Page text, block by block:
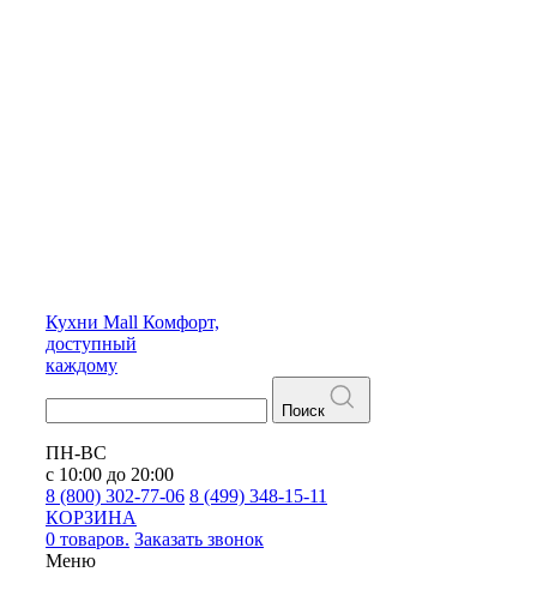
Кухни Mall Комфорт,
доступный
каждому
Поиск
ПН-ВС
с 10:00 до 20:00
8 (800) 302-77-06 8 (499) 348-15-11
КОРЗИНА
0 товаров. Заказать звонок
Меню